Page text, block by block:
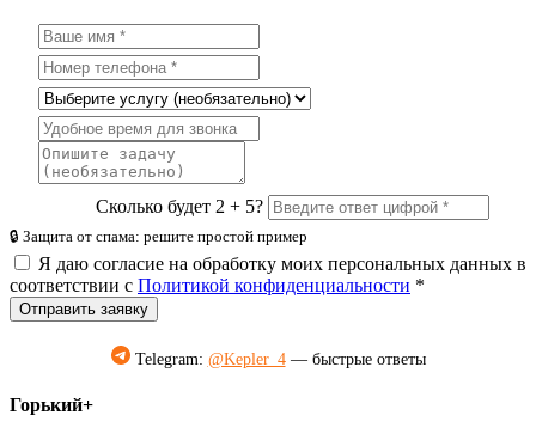
Сколько будет 2 + 5?
🔒 Защита от спама: решите простой пример
Я даю согласие на обработку моих персональных данных в
соответствии с Политикой конфиденциальности *
Отправить заявку
Telegram: @Kepler_4— быстрые ответы
Горький+